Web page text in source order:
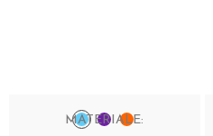
MATERIALE: